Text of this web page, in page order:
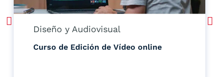
Diseño y Audiovisual
Curso de Edición de Vídeo online